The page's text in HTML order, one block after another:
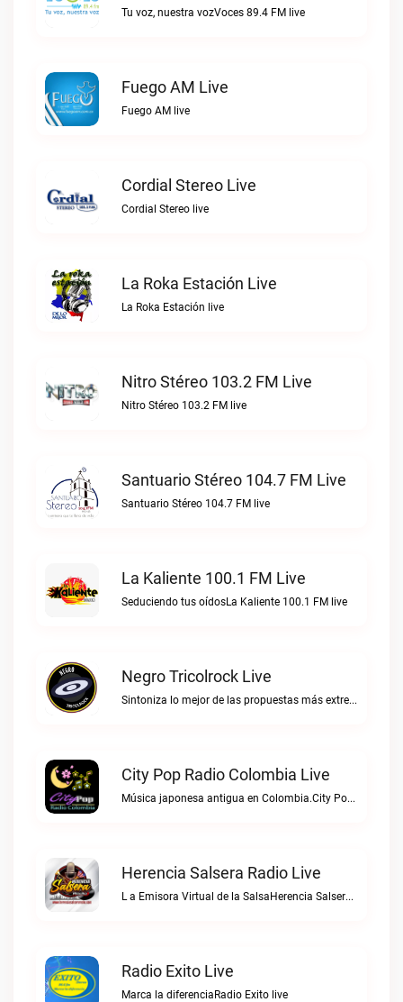
Tu voz, nuestra vozVoces 89.4 FM live
Fuego AM Live
Fuego AM live
Cordial Stereo Live
Cordial Stereo live
La Roka Estación Live
La Roka Estación live
Nitro Stéreo 103.2 FM Live
Nitro Stéreo 103.2 FM live
Santuario Stéreo 104.7 FM Live
Santuario Stéreo 104.7 FM live
La Kaliente 100.1 FM Live
Seduciendo tus oídosLa Kaliente 100.1 FM live
Negro Tricolrock Live
Sintoniza lo mejor de las propuestas más extremas y virtuosas del metal colombianoNegro Tricolrock live
City Pop Radio Colombia Live
Música japonesa antigua en Colombia.City Pop Radio Colombia live
Herencia Salsera Radio Live
L a Emisora Virtual de la SalsaHerencia Salsera Radio live
Radio Exito Live
Marca la diferenciaRadio Exito live